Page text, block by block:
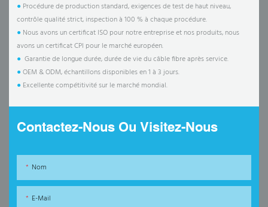
● Procédure de production standard, exigences de test de haut niveau,
contrôle qualité strict, inspection à 100 % à chaque procédure.
● Nous avons un certificat ISO pour notre entreprise et nos produits, nous
avons un certificat CPI pour le marché européen.
● Garantie de longue durée, durée de vie du câble fibre après service.
●OEM & ODM, échantillons disponibles en 1 à 3 jours.
● Excellente compétitivité sur le marché mondial.
Contactez-Nous Ou Visitez-Nous
Nom
E-Mail